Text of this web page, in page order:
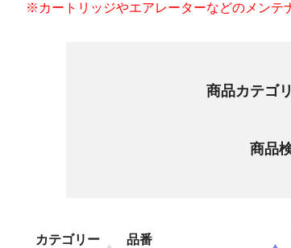
※カートリッジやエアレーターなどのメンテ
商品カテゴ
商品
カテゴリー 品番